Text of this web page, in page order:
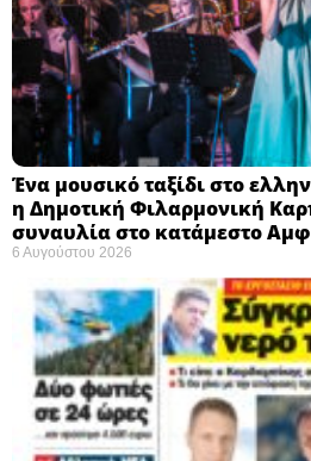
Ένα μουσικό ταξίδι στο
η Δημοτική Φιλαρμονική
συναυλία στο κατάμεστο
6 Αυγούστου 2026